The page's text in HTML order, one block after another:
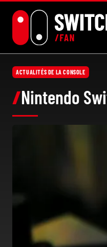
ACTUALITÉS DE LA CONSOLE
Nintendo